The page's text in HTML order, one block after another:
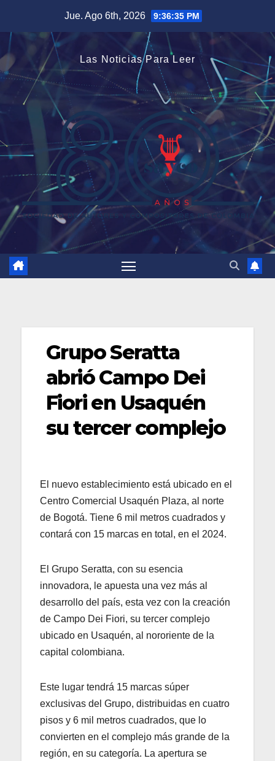
contenido
Jue. Ago 6th, 2026 9:36:36 PM
Las Noticias Para Leer
Grupo Seratta
abrió Campo Dei
Fiori en Usaquén
su tercer complejo
El nuevo establecimiento está ubicado en el
Centro Comercial Usaquén Plaza, al norte
de Bogotá. Tiene 6 mil metros cuadrados y
contará con 15 marcas en total, en el 2024.
El Grupo Seratta, con su esencia
innovadora, le apuesta una vez más al
desarrollo del país, esta vez con la creación
de Campo Dei Fiori, su tercer complejo
ubicado en Usaquén, al nororiente de la
capital colombiana.
Este lugar tendrá 15 marcas súper
exclusivas del Grupo, distribuidas en cuatro
pisos y 6 mil metros cuadrados, que lo
convierten en el complejo más grande de la
región, en su categoría. La apertura se